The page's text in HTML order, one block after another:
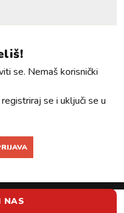
se. Nemaš korisnički
se i uključi se u
NAS